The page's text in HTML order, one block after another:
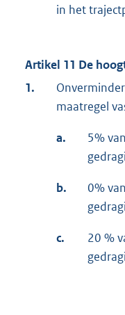
in het
Artikel 11 De
1.
maatregel
a.
5%
b.
0%
c.
20 %